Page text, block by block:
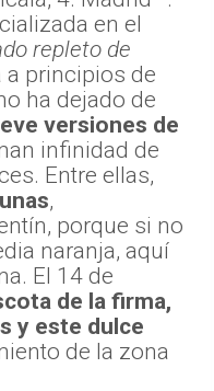
en el
repleto de
a principios de
ha dejado de
versiones de
infinidad de
Entre ellas,
,
porque si no
naranja, aquí
El 14 de
de la firma,
y este dulce
de la zona